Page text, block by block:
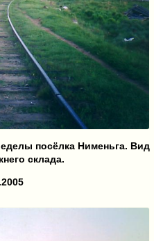
посёлка Нименьга. Вид
склада.